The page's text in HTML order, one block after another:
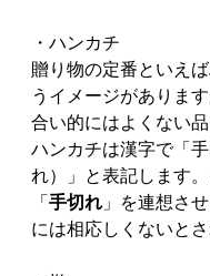
・ハンカチ
贈り物の定番といえ
うイメージがありま
合い的にはよくない品
ハンカチは漢字で「
れ）」と表記します
「 手切れ 」を連想さ
には相応しくないとさ